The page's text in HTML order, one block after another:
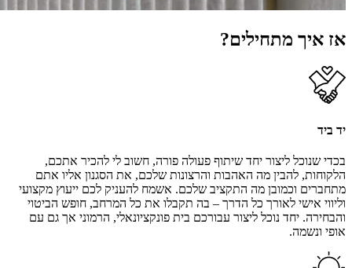
אז איך מתחילים?
יד ביד
בכדי שנוכל ליצור יחד שיתוף פעולה פורה, חשוב לי להכיר אתכם,
הלקוחות, להבין מה האהבות והרצונות שלכם, את הסגנון אליו אתם
מתחברים וכמובן מה התקציב שלכם. אשמח להעניק לכם ייעוץ מקצועי
וליווי אישי לאורך כל הדרך – בה תקבלו את כל המרחב, חופש הביטוי
והבחירה. יחד נוכל ליצור עבורכם בית פונקציונאלי, הרמוני אך גם עם
אופי ונשמה.